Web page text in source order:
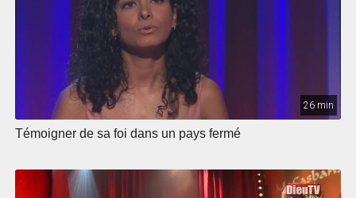
26 min
Témoigner de sa foi dans un pays fermé